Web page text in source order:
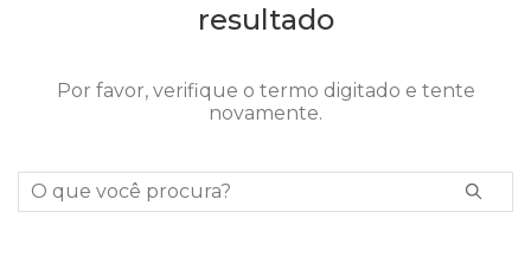
resultado
Por favor, verifique o termo digitado e tente
novamente.
O que você procura?